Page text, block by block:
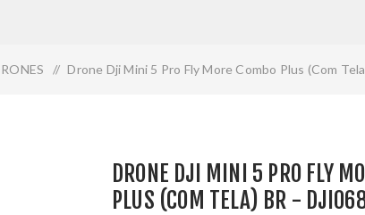
/ Drone Dji Mini 5 Pro Fly More Combo Plus (Com
DRONE DJI MINI 5 PRO FLY
PLUS (COM TELA) BR -